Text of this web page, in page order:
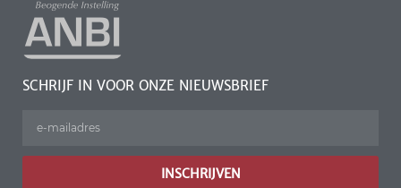
SCHRIJF IN VOOR ONZE NIEUWSBRIEF
INSCHRIJVEN